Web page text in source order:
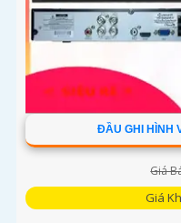
ĐẦU GHI HÌNH
Giá
Giá